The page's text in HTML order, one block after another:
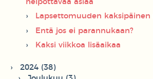
helpottavaa asiaa
Lapsettomuuden kaksipäinen
Entä jos ei parannukaan?
Kaksi viikkoa lisäaikaa
2024 (38)